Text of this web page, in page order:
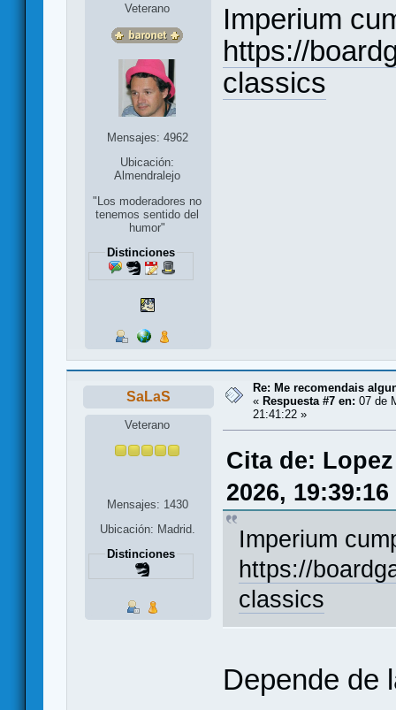
Veterano
Mensajes: 4962
Ubicación:
Almendralejo
"Los moderadores no
tenemos sentido del
humor"
Distinciones
Imperium
https://
classics
SaLaS
Veterano
Mensajes: 1430
Ubicación: Madrid.
Distinciones
Re: Me recomendais
« Respuesta #7 en: 07 de
21:41:22 »
Cita de:
2026, 19:39:16
Imperium
https://
classics
Depende de